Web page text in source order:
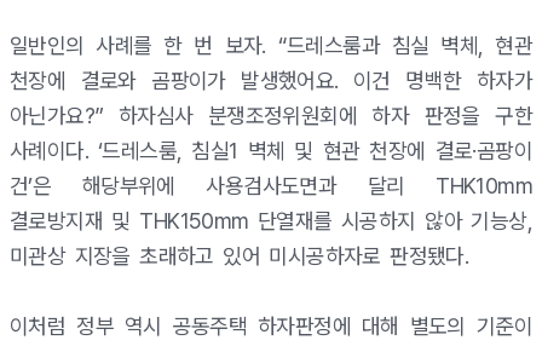
일반인의 사례를 한 번 보자. “드레스룸과 침실 벽체, 현관
천장에 결로와 곰팡이가 발생했어요. 이건 명백한 하자가
아닌가요?” 하자심사 분쟁조정위원회에 하자 판정을 구한
사례이다. ‘드레스룸, 침실1 벽체 및 현관 천장에 결로·곰팡이
건’은 해당부위에 사용검사도면과 달리 THK10mm
결로방지재 및 THK150mm 단열재를 시공하지 않아 기능상,
미관상 지장을 초래하고 있어 미시공하자로 판정됐다.
이처럼 정부 역시 공동주택 하자판정에 대해 별도의 기준이